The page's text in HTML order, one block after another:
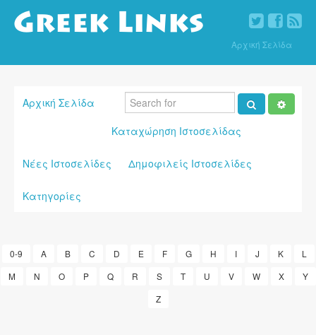
Αρχική Σελίδα
Αρχική Σελίδα
Καταχώρηση Ιστοσελίδας
Νέες Ιστοσελίδες Δημοφιλείς Ιστοσελίδες
Κατηγορίες
0-9 A B C D E F G H I J K
L
M
N O P Q R S T U V W X
Y
Z